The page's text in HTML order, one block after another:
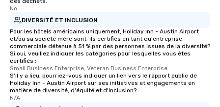
No
DIVERSITÉ ET INCLUSION
Pour les hôtels américains uniquement, Holiday Inn - Austin Airport
et/ou sa société mère sont-ils certifiés en tant qu'entreprise
commerciale détenue à 51 % par des personnes issues de la diversité?
Si oui, veuillez indiquer les catégories pour lesquelles vous êtes
certifiés :
Small Business Enterprise, Veteran Business Enterprise
S'il y a lieu, pourriez-vous indiquer un lien vers le rapport public de
Holiday Inn - Austin Airport sur ses initiatives et engagements en
matière de diversité, d'équité et d'inclusion?
N/A